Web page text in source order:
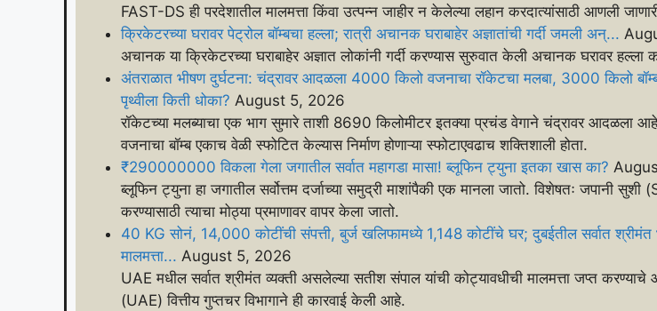
FAST-DS ही परदेशातील मालमत्ता किंवा उत्पन्न जाहीर न केलेल्या लहान करदात्यांसाठी आणली
क्रिकेटरच्या घरावर पेट्रोल बॉम्बचा हल्ला; रात्री अचानक घराबाहेर अज्ञातांची गर्दी जमली अन्...
अचानक या क्रिकेटरच्या घराबाहेर अज्ञात लोकांनी गर्दी करण्यास सुरुवात केली अचानक घरावर हल्ला
अंतराळात भीषण दुर्घटना: चंद्रावर आदळला 4000 किलो वजनाचा रॉकेटचा मलबा, 3000 किलो
पृथ्वीला किती धोका? August 5, 2026
रॉकेटच्या मलब्याचा एक भाग सुमारे ताशी 8690 किलोमीटर इतक्या प्रचंड वेगाने चंद्रावर आदळला
वजनाचा बॉम्ब एकाच वेळी स्फोटित केल्यास निर्माण होणाऱ्या स्फोटाएवढाच शक्तिशाली होता.
₹290000000 विकला गेला जगातील सर्वात महागडा मासा! ब्लूफिन ट्युना इतका खास का?
ब्लूफिन ट्युना हा जगातील सर्वोत्तम दर्जाच्या समुद्री माशांपैकी एक मानला जातो. विशेषतः जपानी
करण्यासाठी त्याचा मोठ्या प्रमाणावर वापर केला जातो.
40 KG सोनं, 14,000 कोटींची संपत्ती, बुर्ज खलिफामध्ये 1,148 कोटींचे घर; दुबईतील सर्वात श्रीमंत
मालमत्ता... August 5, 2026
UAE मधील सर्वात श्रीमंत व्यक्ती असलेल्या सतीश संपाल यांची कोट्यावधीची मालमत्ता जप्त
(UAE) वित्तीय गुप्तचर विभागाने ही कारवाई केली आहे.